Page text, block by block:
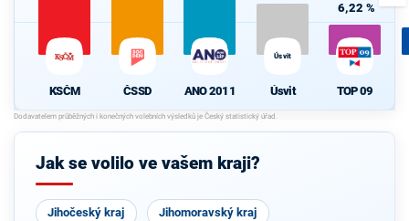
KSČM ČSSD ANO 2011
Úsvit
Úsvit
6,22 %
TOP 09
Jak se volilo ve vašem kraji?
Jihočeský kraj Jihomoravský kraj